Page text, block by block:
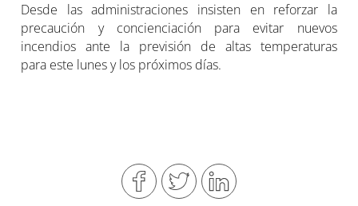
Desde las administraciones insisten en reforzar la
precaución y concienciación para evitar nuevos
incendios ante la previsión de altas temperaturas
para este lunes y los próximos días.